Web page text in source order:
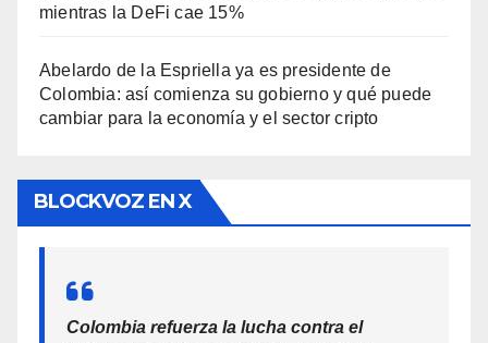
mientras la DeFi cae 15%
Abelardo de la Espriella ya es presidente de
Colombia: así comienza su gobierno y qué puede
cambiar para la economía y el sector cripto
BLOCKVOZ EN X
Colombia refuerza la lucha contra el